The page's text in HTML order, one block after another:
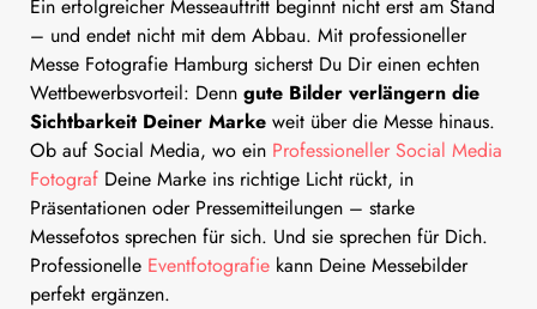
Ein erfolgreicher Messeauftritt beginnt nicht erst am Stand
– und endet nicht mit dem Abbau. Mit professioneller
Messe Fotografie Hamburg sicherst Du Dir einen echten
Wettbewerbsvorteil: Denn gute Bilder verlängern die
Sichtbarkeit Deiner Marke weit über die Messe hinaus.
Ob auf Social Media, wo ein Professioneller Social Media
Fotograf Deine Marke ins richtige Licht rückt, in
Präsentationen oder Pressemitteilungen – starke
Messefotos sprechen für sich. Und sie sprechen für Dich.
Professionelle Eventfotografie kann Deine Messebilder
perfekt ergänzen.